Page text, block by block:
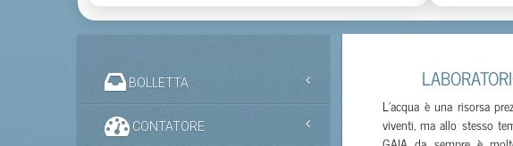
BOLLETTA
CONTATORE